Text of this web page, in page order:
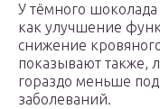
У тёмного шоколада
как улучшение
снижение
показывают также,
гораздо меньше
заболеваний.